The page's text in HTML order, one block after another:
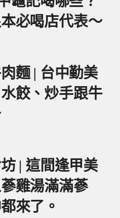
必喝店代表～
麵 | 台中勤美
餃、炒手跟牛
| 這間逢甲美
雞湯滿滿蔘
來了。